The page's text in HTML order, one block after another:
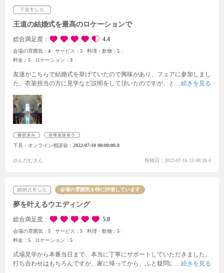
王道の結婚式を最高のロケーションで
総合満足度 4.4
会場の雰囲気： 4 サービス： 5 料理・飲物： 5
料金： 5 ロケーション： 3
友達がこちらで結婚式を挙げていたので興味があり、フェアに参加しまし
た。衣装担当の方に見学など説明をして頂いたのですが、とても丁寧でこ
に結婚式という感じの欧風のチャペルで、華やかな結婚式になるだろうな
とイメージが沸きました。川沿いに位置していることもあり、演出として
花火を上げることが可能だそうです。秋田は花火が有名なので県外から参
して決まっていたり、食べ物の持ち込みが出来なかったりと少し自由度は
低いのかなと思います。それでもご飯はとても美味しかったです。前菜か
とてもお腹いっぱいになりました(笑)ありがとうございました。
下見・オンライン相談会 2022-07-10 00:00:00.0
ゆんだむさん 投稿日：2022-07-16 13:48:39.0
会場の雰囲気を特に評価しています
夢を叶えるウエディング
総合満足度 5.0
会場の雰囲気： 5 サービス： 5 料理・飲物： 5
料金： 5 ロケーション： 5
式場見学から本番当日まで、本当に丁寧にサポートしていただきました。
打ち合わせはもちろんですが、 家に帰ってから、ふと疑問に思った事や不